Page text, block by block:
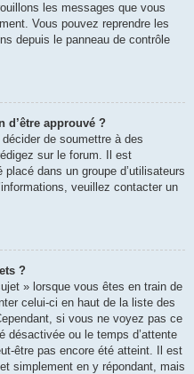
les messages que vous
Vous pouvez reprendre les
depuis le panneau de contrôle
d’être approuvé ?
de soumettre à des
sur le forum. Il est
dans un groupe d’utilisateurs
veuillez contacter un
?
» lorsque vous êtes en train de
celui-ci en haut de la liste des
si vous ne voyez pas ce
désactivée ou le temps d’attente
être pas encore été atteint. Il est
simplement en y répondant, mais